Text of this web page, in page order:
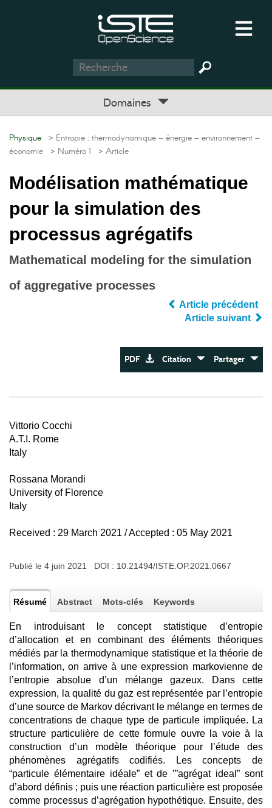
Domaines
Physique > Entropie : thermodynamique – énergie – environnement –
économie > Numéro 1 > Article
Modélisation mathématique
pour la simulation des
processus agrégatifs
Mathematical modeling for the simulation
of aggregative processes
Article précédent
Article suivant
PDF Citation Partager
Vittorio Cocchi
A.T.I. Rome
Italy
Rossana Morandi
University of Florence
Italy
Received : 29 March 2021 / Accepted : 05 May 2021
Publié le 4 juin 2021 DOI : 10.21494/ISTE.OP.2021.0667
Résumé Abstract Mots-clés Keywords
En introduisant le concept statistique d’entropie
d’allocation et en combinant des éléments théoriques
médiés par la thermodynamique statistique et la théorie de
l’information, on arrive à une expression markovienne de
l’entropie absolue d’un mélange gazeux. Dans cette
expression, la qualité du gaz est représentée par l’entropie
d’une source de Markov décrivant le mélange en termes de
concentrations de chaque type de particule impliquée. La
structure particulière de cette formule ouvre la voie à la
construction d’un modèle théorique pour l’étude des
phénomènes agrégatifs codifiés. Les concepts de
“particule élémentaire idéale” et de ’”agrégat ideal” sont
d’abord définis ; puis une réaction particulière est proposée
comme processus d’agrégation hypothétique. Ensuite, des